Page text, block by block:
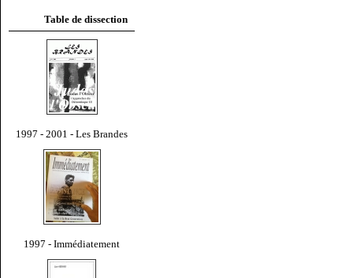
Table de dissection
1997 - 2001 - Les Brandes
1997 - Immédiatement